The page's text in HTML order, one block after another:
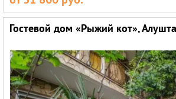
Гостевой дом «Рыжий кот»,